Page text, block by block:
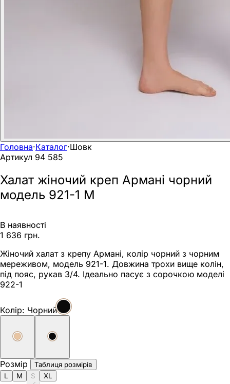
Головна·Каталог·Шовк
Артикул 94 585
Халат жіночий креп Армані чорний
модель 921-1 M
В наявності
1 636 грн.
Жіночий халат з крепу Армані, колір чорний з чорним
мереживом, модель 921-1. Довжина трохи вище колін,
під пояс, рукав 3/4. Ідеально пасує з сорочкою моделі
922-1
Колір: Чорний
Розмір
Таблиця розмірів
L
M S XL